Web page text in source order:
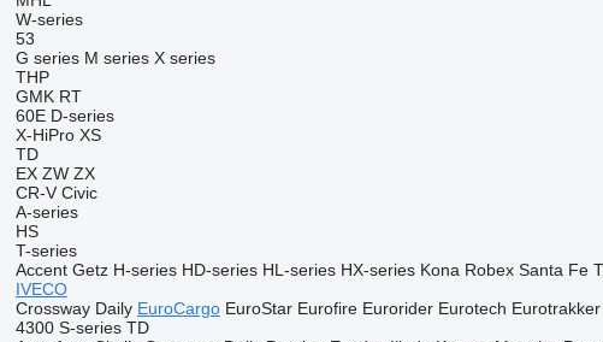
W-series
53
G series M series X series
THP
GMK RT
60E D-series
X-HiPro XS
TD
EX ZW ZX
CR-V Civic
A-series
HS
T-series
Accent Getz H-series HD-series HL-series HX-series Kona Robex Santa Fe
IVECO
Crossway Daily EuroCargo EuroStar Eurofire Eurorider Eurotech Eurotrakker
4300 S-series TD